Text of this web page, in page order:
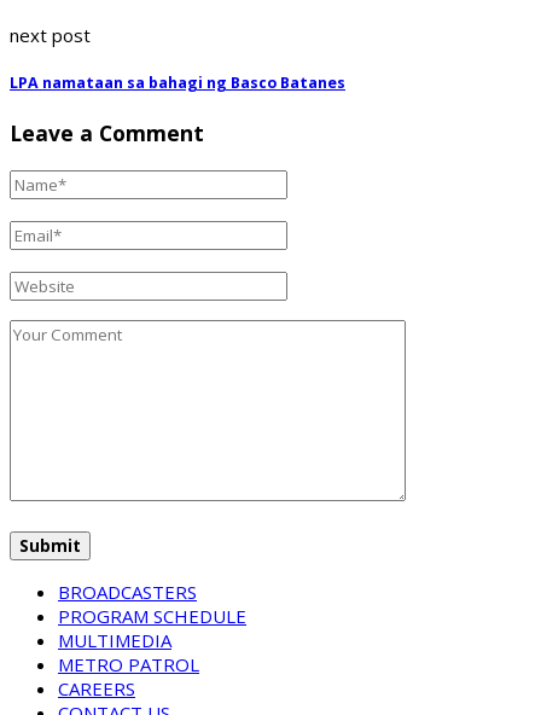
next post
LPA namataan sa bahagi ng Basco Batanes
Leave a Comment
BROADCASTERS
PROGRAM SCHEDULE
MULTIMEDIA
METRO PATROL
CAREERS